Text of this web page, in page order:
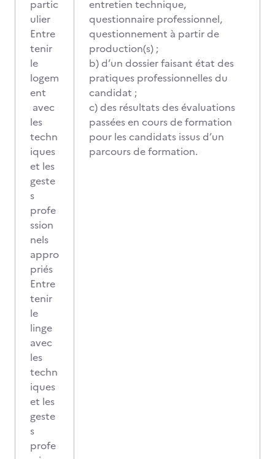
partic
ulier
Entre
tenir
le
logem
ent
avec
les
techn
iques
et les
geste
s
profe
ssion
nels
appro
priés
Entre
tenir
le
linge
avec
les
techn
iques
et les
geste
s
profe
entretien technique,
questionnaire professionnel,
questionnement à partir de
production(s) ;
b) d’un dossier faisant état des
pratiques professionnelles du
candidat ;
c) des résultats des évaluations
passées en cours de formation
pour les candidats issus d’un
parcours de formation.